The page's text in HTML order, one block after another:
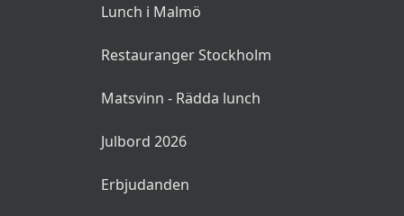
Lunch i Malmö
Restauranger Stockholm
Matsvinn - Rädda lunch
Julbord 2026
Erbjudanden